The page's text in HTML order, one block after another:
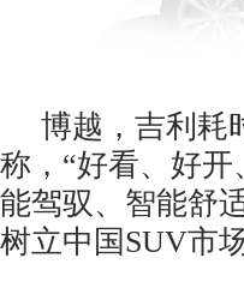
博越，吉利耗
称，“好看、好
能驾驭、智能舒
树立中国SUV市